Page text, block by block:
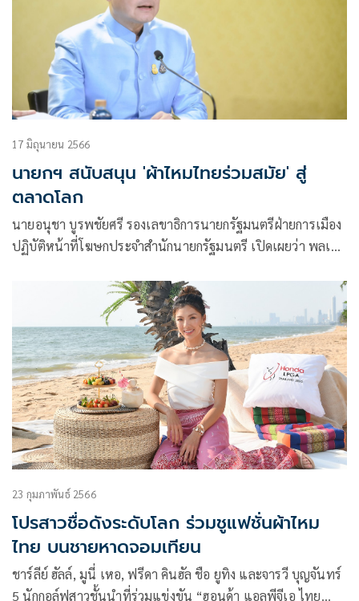
Paralympic Games Paris 2024’ มหกรรมกีฬาที่ยิ่งใหญ่ที่สุดของ
มวลมนุษยชาติ โดย “โอลิมปิก 2024” ครั้งนี้ยังถือเป็นการกลับ
มาเป็นเจ้าภาพโอลิมปิกเกมส์ของฝรั่งเศสอีกครั้งในรอบ 100 ปีอีก
17 มิถุนายน 2566
นายกฯ สนับสนุน 'ผ้าไหมไทยร่วมสมัย' สู่
ตลาดโลก
นายอนุชา บูรพชัยศรี รองเลขาธิการนายกรัฐมนตรีฝ่ายการเมือง
ปฏิบัติหน้าที่โฆษกประจำสำนักนายกรัฐมนตรี เปิดเผยว่า พลเอก
23 กุมภาพันธ์ 2566
โปรสาวชื่อดังระดับโลก ร่วมชูแฟชั่นผ้าไหม
ไทย บนชายหาดจอมเทียน
ชาร์ลีย์ ฮัลล์, มูนี่ เหอ, ฟรีดา คินฮัล ชือ ยูทิง และจารวี บุญจันทร์
5 นักกอล์ฟสาวชั้นนำที่ร่วมแข่งขัน “ฮอนด้า แอลพีจีเอ ไทย